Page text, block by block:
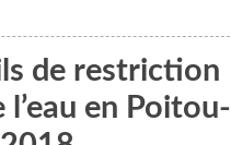
de restriction
en Poitou-